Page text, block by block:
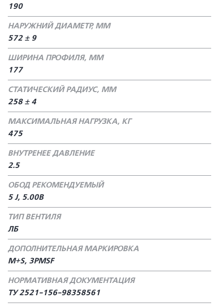
190
НАРУЖНИЙ ДИАМЕТР, ММ
572 ± 9
ШИРИНА ПРОФИЛЯ, ММ
177
СТАТИЧЕСКИЙ РАДИУС, ММ
258 ± 4
МАКСИМАЛЬНАЯ НАГРУЗКА, КГ
475
ВНУТРЕНЕЕ ДАВЛЕНИЕ
2.5
ОБОД РЕКОМЕНДУЕМЫЙ
5 J, 5.00B
ТИП ВЕНТИЛЯ
ЛБ
ДОПОЛНИТЕЛЬНАЯ МАРКИРОВКА
M+S, 3PMSF
НОРМАТИВНАЯ ДОКУМЕНТАЦИЯ
ТУ 2521-156-98358561